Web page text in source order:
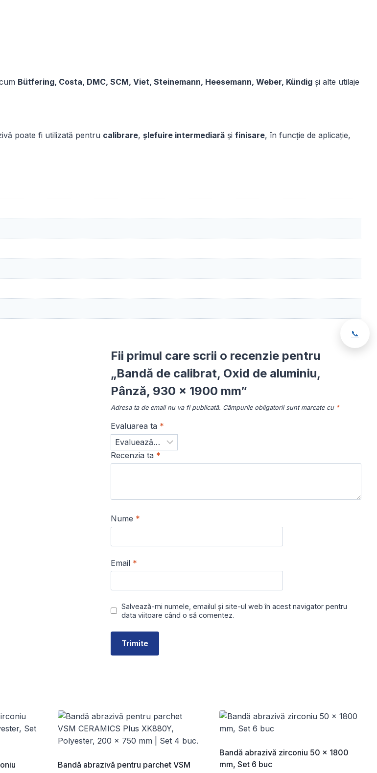
Bütfering, Costa, DMC, SCM, Viet, Steinemann, Heesemann, Weber, Kündig și alte utilaje
poate fi utilizată pentru calibrare, șlefuire intermediară și finisare, în funcție de aplicație,
Fii primul care scrii o recenzie pentru
„Bandă de calibrat, Oxid de aluminiu,
Pânză, 930 x 1900 mm”
Adresa ta de email nu va fi publicată. Câmpurile obligatorii sunt marcate cu *
Evaluarea ta *
Recenzia ta *
Nume *
Email *
Salvează-mi numele, emailul și site-ul web în acest navigator pentru
data viitoare când o să comentez.
Bandă abrazivă pentru parchet VSM
Bandă abrazivă zirconiu 50 x 1800
mm, Set 6 buc
📞